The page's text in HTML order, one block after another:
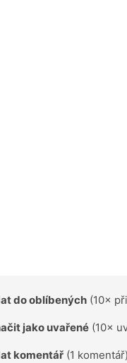
do oblíbených (10×
jako uvařené (10×
komentář (1 komentář)